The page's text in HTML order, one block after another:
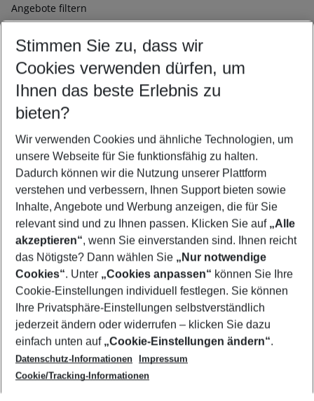
Angebote filtern
Ändern Sie Ihre Kriterien nach Ihren Wünschen
Abflughafen wählen
Beliebiger Abflughafen
Reisezeitraum wählen
11.08.26– 09.08.27 5-8 Nächte
2 Erwachsene Keine Kinder
Mehr Filter anzeigen
Footer
Footer navigation
Über uns
AGB
Cookie-Einstellungen ändern
Cookie-Richtlinie
Datenschutz
Service & Hilfe
Barrierefreies Reisen
Check-in
Folgen Sie uns
Stimmen Sie zu, dass wir
Cookies verwenden dürfen, um
Ihnen das beste Erlebnis zu
bieten?
Wir verwenden Cookies und ähnliche Technologien, um
unsere Webseite für Sie funktionsfähig zu halten.
Dadurch können wir die Nutzung unserer Plattform
verstehen und verbessern, Ihnen Support bieten sowie
Inhalte, Angebote und Werbung anzeigen, die für Sie
relevant sind und zu Ihnen passen. Klicken Sie auf „Alle
akzeptieren“, wenn Sie einverstanden sind. Ihnen reicht
das Nötigste? Dann wählen Sie „Nur notwendige
Cookies“. Unter „Cookies anpassen“ können Sie Ihre
Cookie-Einstellungen individuell festlegen. Sie können
Ihre Privatsphäre-Einstellungen selbstverständlich
jederzeit ändern oder widerrufen – klicken Sie dazu
einfach unten auf „Cookie-Einstellungen ändern“.
Datenschutz-Informationen
Impressum
Cookie/Tracking-Informationen